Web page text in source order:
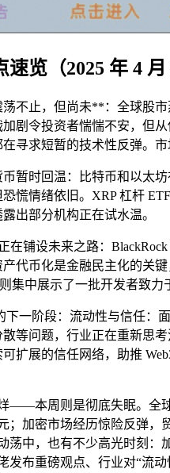
览（2025 年 4 月
不止，但尚未**：全球股市
加剧令投资者惴惴不安，但
寻求短暂的技术性反弹。市
币暂时回温：比特币和以太
恐慌情绪依旧。XRP 杠杆
出部分机构正在试水温。
在铺设未来之路：
产代币化是金融民主化的关键
集中展示了一批开发者致力
下一阶段：流动性与信任：
等问题，行业正在重新思考
扩展的信任网络，助推
——本周则是彻底失眠。全
；加密市场经历惊险反弹，
荡中，也有不少高光时刻：
发布重磅观点、行业对“流动